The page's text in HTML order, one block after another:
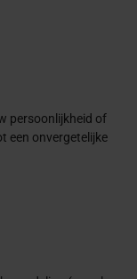
persoonlijkheid of
een onvergetelijke